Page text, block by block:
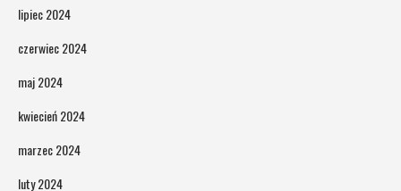
lipiec 2024
czerwiec 2024
maj 2024
kwiecień 2024
marzec 2024
luty 2024